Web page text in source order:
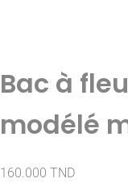
Bac à
modélé
160.000 TND